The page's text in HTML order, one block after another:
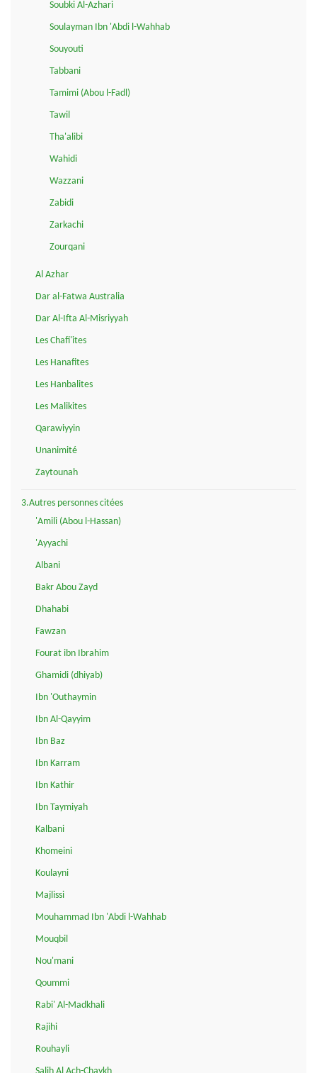
Soubki Al-Azhari
Soulayman Ibn 'Abdi l-Wahhab
Souyouti
Tabbani
Tamimi (Abou l-Fadl)
Tawil
Tha'alibi
Wahidi
Wazzani
Zabidi
Zarkachi
Zourqani
Al Azhar
Dar al-Fatwa Australia
Dar Al-Ifta Al-Misriyyah
Les Chafi'ites
Les Hanafites
Les Hanbalites
Les Malikites
Qarawiyyin
Unanimité
Zaytounah
3.Autres personnes citées
'Amili (Abou l-Hassan)
'Ayyachi
Albani
Bakr Abou Zayd
Dhahabi
Fawzan
Fourat ibn Ibrahim
Ghamidi (dhiyab)
Ibn 'Outhaymin
Ibn Al-Qayyim
Ibn Baz
Ibn Karram
Ibn Kathir
Ibn Taymiyah
Kalbani
Khomeini
Koulayni
Majlissi
Mouhammad Ibn 'Abdi l-Wahhab
Mouqbil
Nou'mani
Qoummi
Rabi' Al-Madkhali
Rajihi
Rouhayli